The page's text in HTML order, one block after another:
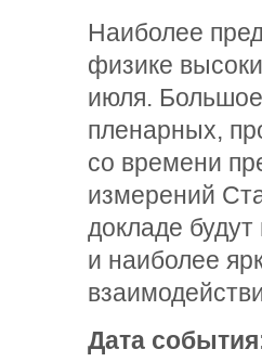
Наиболее
физике
июля. Большое
пленарных,
со времени
измерений
докладе
и наиболее
Дата